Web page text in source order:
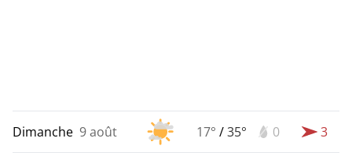
Dimanche 9 août 17° /35° 0 3